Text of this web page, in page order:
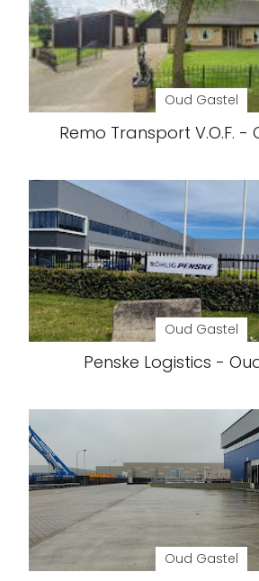
Oud Gastel
Remo Transport V.O.F. -
Oud Gastel
Penske Logistics -
Oud Gastel